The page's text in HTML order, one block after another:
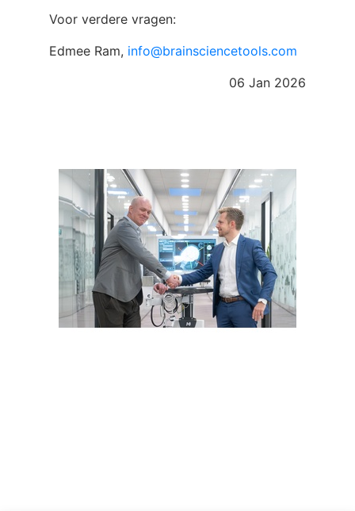
Voor verdere vragen:
Edmee Ram, info@brainsciencetools.com
06 Jan 2026